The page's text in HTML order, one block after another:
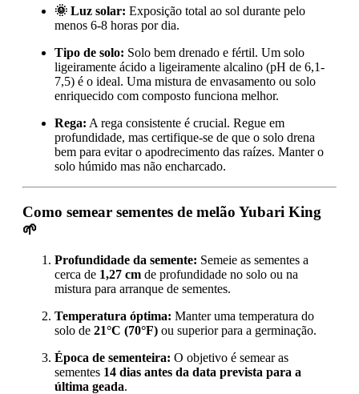
🌞 Luz solar: Exposição total ao sol durante pelo
menos 6-8 horas por dia.
Tipo de solo: Solo bem drenado e fértil. Um solo
ligeiramente ácido a ligeiramente alcalino (pH de 6,1-
7,5) é o ideal. Uma mistura de envasamento ou solo
enriquecido com composto funciona melhor.
Rega: A rega consistente é crucial. Regue em
profundidade, mas certifique-se de que o solo drena
bem para evitar o apodrecimento das raízes. Manter o
solo húmido mas não encharcado.
Como semear sementes de melão Yubari King
🌱
Profundidade da semente: Semeie as sementes a
cerca de 1,27 cm de profundidade no solo ou na
mistura para arranque de sementes.
Temperatura óptima: Manter uma temperatura do
solo de 21°C (70°F) ou superior para a germinação.
Época de sementeira: O objetivo é semear as
sementes 14 dias antes da data prevista para a
última geada.